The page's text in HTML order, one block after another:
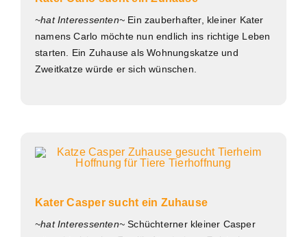
~hat Interessenten~Ein zauberhafter, kleiner Kater
namens Carlo möchte nun endlich ins richtige Leben
starten. Ein Zuhause als Wohnungskatze und
Zweitkatze würde er sich wünschen.
Kater Casper sucht ein Zuhause
~hat Interessenten~Schüchterner kleiner Casper